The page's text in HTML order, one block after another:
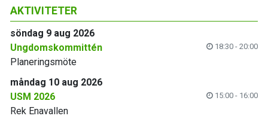
AKTIVITETER
söndag 9 aug 2026
Ungdomskommittén
18:30 - 20:00
Planeringsmöte
måndag 10 aug 2026
USM 2026
15:00 - 16:00
Rek Enavallen